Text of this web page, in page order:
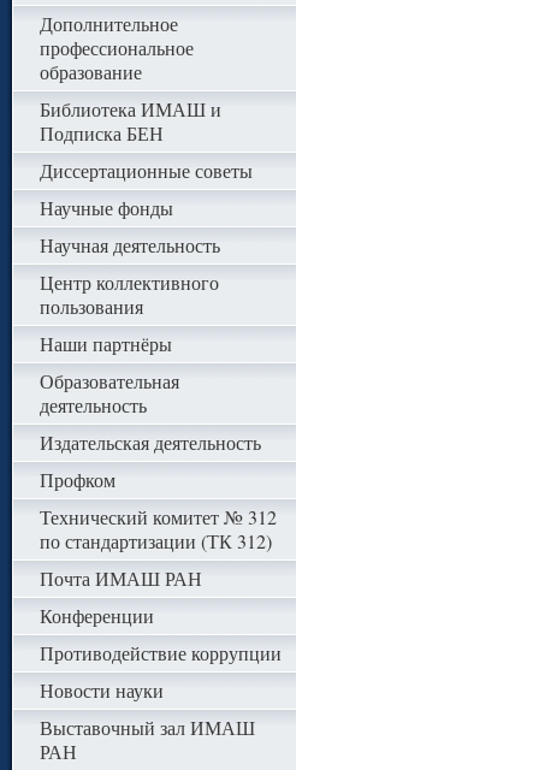
Дополнительное
профессиональное
образование
Библиотека ИМАШ и
Подписка БЕН
Диссертационные советы
Научные фонды
Научная деятельность
Центр коллективного
пользования
Наши партнёры
Образовательная
деятельность
Издательская деятельность
Профком
Технический комитет № 312
по стандартизации (ТК 312)
Почта ИМАШ РАН
Конференции
Противодействие коррупции
Новости науки
Выставочный зал ИМАШ
РАН